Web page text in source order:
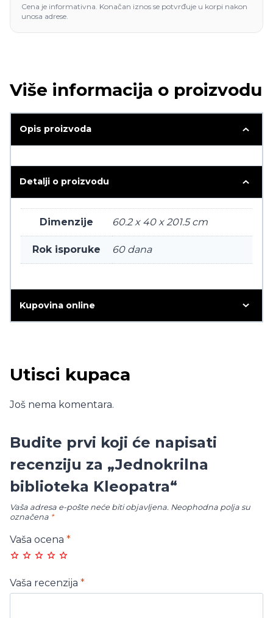
Cena je informativna. Konačan iznos se potvrđuje u korpi nakon
unosa adrese.
Više informacija o proizvodu
Opis proizvoda
Detalji o proizvodu
Dimenzije 60.2 x 40 x 201.5 cm
Rok isporuke 60 dana
Kupovina online
Utisci kupaca
Još nema komentara.
Budite prvi koji će napisati
recenziju za „Jednokrilna
biblioteka Kleopatra“
Vaša adresa e-pošte neće biti objavljena. Neophodna polja su
označena *
Vaša ocena *
Vaša recenzija *